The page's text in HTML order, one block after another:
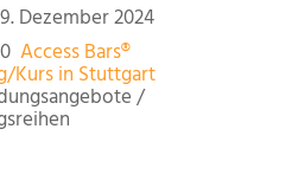
Dezember 2024
Access Bars®
Kurs in Stuttgart
/